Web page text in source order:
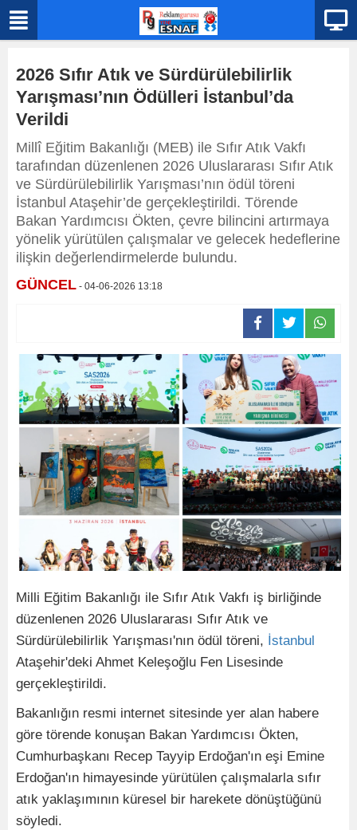
2026 Sıfır Atık ve Sürdürülebilirlik
Yarışması’nın Ödülleri İstanbul’da
Verildi
Millî Eğitim Bakanlığı (MEB) ile Sıfır Atık Vakfı
tarafından düzenlenen 2026 Uluslararası Sıfır Atık
ve Sürdürülebilirlik Yarışması’nın ödül töreni
İstanbul Ataşehir’de gerçekleştirildi. Törende
Bakan Yardımcısı Ökten, çevre bilincini artırmaya
yönelik yürütülen çalışmalar ve gelecek hedeflerine
ilişkin değerlendirmelerde bulundu.
GÜNCEL - 04-06-2026 13:18
Milli Eğitim Bakanlığı ile Sıfır Atık Vakfı iş birliğinde
düzenlenen 2026 Uluslararası Sıfır Atık ve
Sürdürülebilirlik Yarışması'nın ödül töreni, İstanbul
Ataşehir'deki Ahmet Keleşoğlu Fen Lisesinde
gerçekleştirildi.
Bakanlığın resmi internet sitesinde yer alan habere
göre törende konuşan Bakan Yardımcısı Ökten,
Cumhurbaşkanı Recep Tayyip Erdoğan'ın eşi Emine
Erdoğan'ın himayesinde yürütülen çalışmalarla sıfır
atık yaklaşımının küresel bir harekete dönüştüğünü
söyledi.